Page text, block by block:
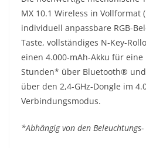
MX 10.1 Wireless in Vollformat
individuell anpassbare RGB-
Taste, vollständiges N-Key-
einen 4.000-mAh-Akku für
Stunden* über Bluetooth®
über den 2,4-GHz-Dongle im
Verbindungsmodus.
*Abhängig von den